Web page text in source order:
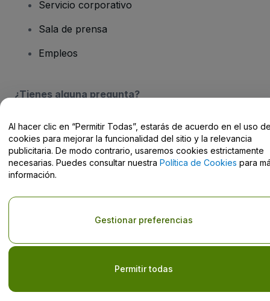
Servicio corporativo
Sala de prensa
Empleos
¿Tienes alguna pregunta?
Centro de Ayuda / Contacto
Derechos reservados © viagogo Entertainment Inc 2026 Datos de
Política de Privacidad, de laPolítica de Cookies
No compartir mi información personal ni tus opciones de
Al hacer clic en “Permitir Todas”, estarás de acuerdo en el uso
cookies para mejorar la funcionalidad del sitio y la relevancia
publicitaria. De modo contrario, usaremos cookies estrictamente
necesarias. Puedes consultar nuestra Política de Cookies para
información.
Permitir todas
Gestionar preferencias